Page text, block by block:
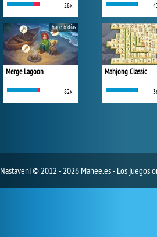
28x
Merge Lagoon
82x
hace 6 días
Mahjong Classic
Nastavení© 2012 - 2026 Mahee.es - Los juegos